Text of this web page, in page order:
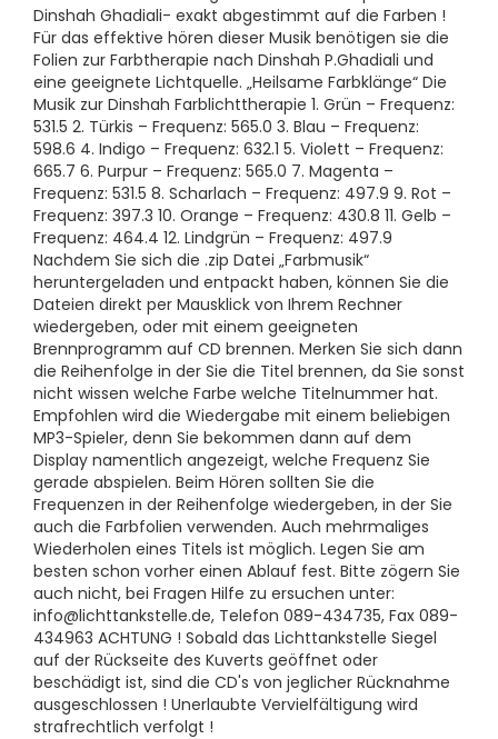
Dinshah Ghadiali- exakt abgestimmt auf die Farben !
Für das effektive hören dieser Musik benötigen sie die
Folien zur Farbtherapie nach Dinshah P.Ghadiali und
eine geeignete Lichtquelle. „Heilsame Farbklänge“ Die
Musik zur Dinshah Farblichttherapie 1. Grün – Frequenz:
531.5 2. Türkis – Frequenz: 565.0 3. Blau – Frequenz:
598.6 4. Indigo – Frequenz: 632.1 5. Violett – Frequenz:
665.7 6. Purpur – Frequenz: 565.0 7. Magenta –
Frequenz: 531.5 8. Scharlach – Frequenz: 497.9 9. Rot –
Frequenz: 397.3 10. Orange – Frequenz: 430.8 11. Gelb –
Frequenz: 464.4 12. Lindgrün – Frequenz: 497.9
Nachdem Sie sich die .zip Datei „Farbmusik“
heruntergeladen und entpackt haben, können Sie die
Dateien direkt per Mausklick von Ihrem Rechner
wiedergeben, oder mit einem geeigneten
Brennprogramm auf CD brennen. Merken Sie sich dann
die Reihenfolge in der Sie die Titel brennen, da Sie sonst
nicht wissen welche Farbe welche Titelnummer hat.
Empfohlen wird die Wiedergabe mit einem beliebigen
MP3-Spieler, denn Sie bekommen dann auf dem
Display namentlich angezeigt, welche Frequenz Sie
gerade abspielen. Beim Hören sollten Sie die
Frequenzen in der Reihenfolge wiedergeben, in der Sie
auch die Farbfolien verwenden. Auch mehrmaliges
Wiederholen eines Titels ist möglich. Legen Sie am
besten schon vorher einen Ablauf fest. Bitte zögern Sie
auch nicht, bei Fragen Hilfe zu ersuchen unter:
info@lichttankstelle.de, Telefon 089-434735, Fax 089-
434963 ACHTUNG ! Sobald das Lichttankstelle Siegel
auf der Rückseite des Kuverts geöffnet oder
beschädigt ist, sind die CD's von jeglicher Rücknahme
ausgeschlossen ! Unerlaubte Vervielfältigung wird
strafrechtlich verfolgt !